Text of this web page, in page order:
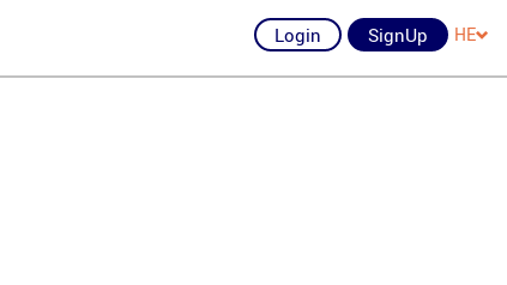
Login SignUp HE